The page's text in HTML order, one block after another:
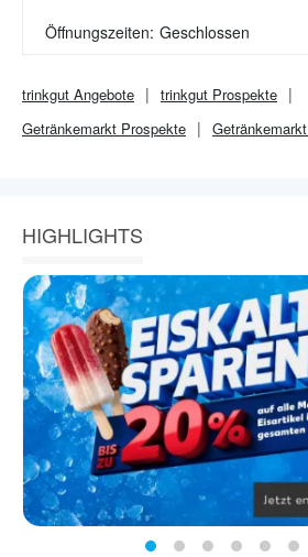
Öffnungszeiten: Geschlossen
trinkgut Angebote trinkgut Prospekte
Getränkemarkt Prospekte Getränkemarkt
HIGHLIGHTS